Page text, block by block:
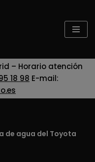
– Horario atención
18 98 E-mail:
de agua del Toyota